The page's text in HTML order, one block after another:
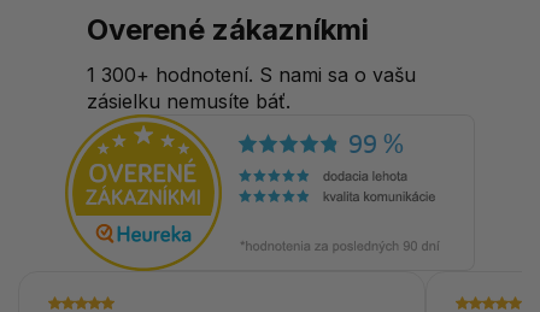
Overené zákazníkmi
1 300+ hodnotení. S nami sa o vašu
zásielku nemusíte báť.